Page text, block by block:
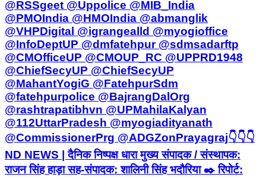
@RSSgeet @Uppolice @MIB_India
@PMOIndia @HMOIndia @abmanglik
@VHPDigital @igrangealld @myogioffice
@InfoDeptUP @dmfatehpur @sdmsadarftp
@CMOfficeUP @CMOUP_RC @UPPRD1948
@ChiefSecyUP @ChiefSecyUP
@MahantYogiG @FatehpurSdm
@fatehpurpolice @BajrangDalOrg
@rashtrapatibhvn @UPMahilaKalyan
@112UttarPradesh @myogiadityanath
@CommissionerPrg @ADGZonPrayagraj ​👇👇👇 ​
ND NEWS | दैनिक निष्पक्ष धारा मुख्य संपादक / संस्थापक:
राजन सिंह हाड़ा सह-संपादक: शालिनी सिंह भदौरिया ✒️ रिपोर्ट: